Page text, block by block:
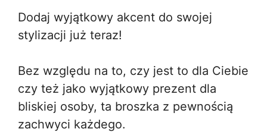
Dodaj wyjątkowy akcent do swojej
stylizacji już teraz!
Bez względu na to, czy jest to dla Ciebie
czy też jako wyjątkowy prezent dla
bliskiej osoby, ta broszka z pewnością
zachwyci każdego.